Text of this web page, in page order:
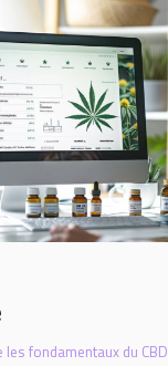
les fondamentaux du CBD